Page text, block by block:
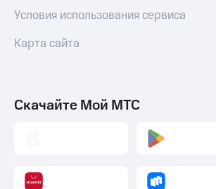
Условия использования сервиса
Карта сайта
Скачайте Мой МТС